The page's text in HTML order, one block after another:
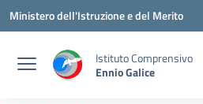
Vai ai contenuti
Vai al menu di navigazione
Vai al footer
Ministero dell'Istruzione e del Merito
Istituto Comprensivo
Ennio Galice